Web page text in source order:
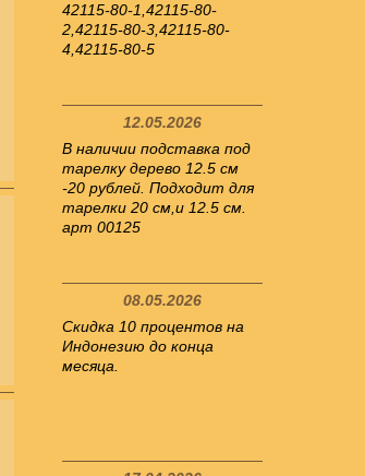
42115-80-1,42115-80-
2,42115-80-3,42115-80-
4,42115-80-5
12.05.2026
В наличии подставка под
тарелку дерево 12.5 см
-20 рублей. Подходит для
тарелки 20 см,и 12.5 см.
арт 00125
08.05.2026
Скидка 10 процентов на
Индонезию до конца
месяца.